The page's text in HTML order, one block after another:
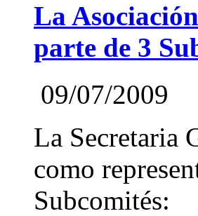
La
parte de 3
09/07/2009
La Secretaria
como
Subcomités: